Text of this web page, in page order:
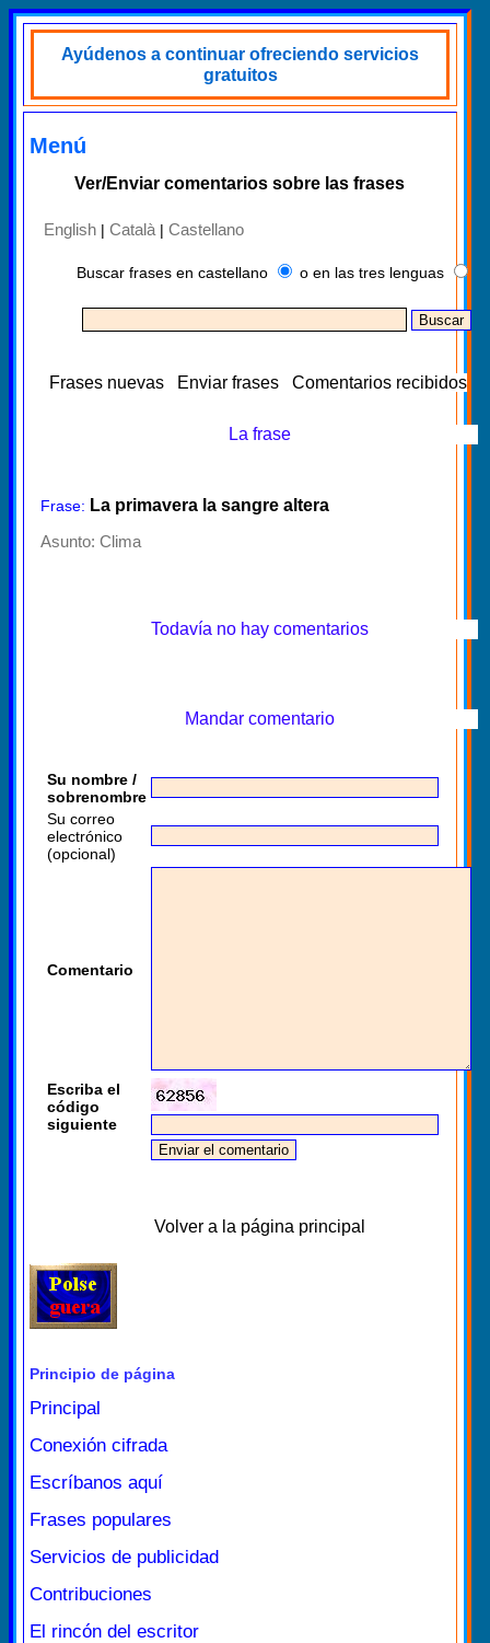
Ayúdenos a continuar ofreciendo servicios
gratuitos
Menú
Ver/Enviar comentarios sobre las frases
English | Català | Castellano
Buscar frases en castellano o en las tres lenguas
Frases nuevas Enviar frases Comentarios recibidos
La frase
Frase: La primavera la sangre altera
Asunto: Clima
Todavía no hay comentarios
Mandar comentario
Su nombre /
sobrenombre
Su correo
electrónico
(opcional)
Comentario
Escriba el
código
siguiente
Volver a la página principal
Principio de página
Principal
Conexión cifrada
Escríbanos aquí
Frases populares
Servicios de publicidad
Contribuciones
El rincón del escritor